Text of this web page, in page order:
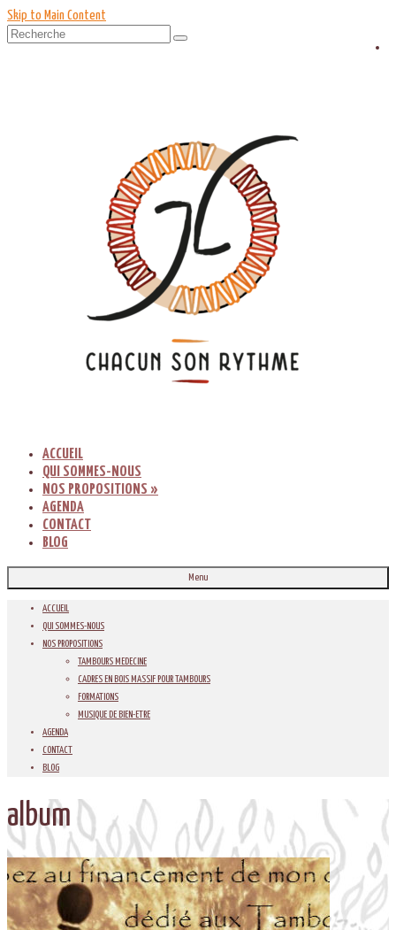
Skip to Main Content
Rechercher
ACCUEIL
QUI SOMMES-NOUS
NOS PROPOSITIONS »
AGENDA
CONTACT
BLOG
Menu
ACCUEIL
QUI SOMMES-NOUS
NOS PROPOSITIONS
TAMBOURS MEDECINE
CADRES EN BOIS MASSIF POUR TAMBOURS
FORMATIONS
MUSIQUE DE BIEN-ETRE
AGENDA
CONTACT
BLOG
album